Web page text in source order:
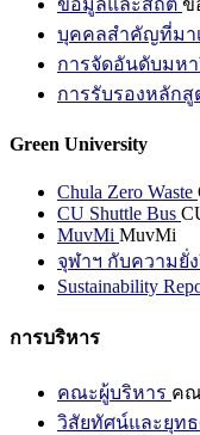
ข้อมูลและสถิติ ข้
บุคคลสำคัญที่มา
การจัดอันดับมห
การรับรองหลักสู
Green University
Chula Zero Waste
CU Shuttle Bus
MuvMi MuvMi
จุฬาฯ กับความยั่
Sustainability
การบริหาร
คณะผู้บริหาร คณ
วิสัยทัศน์และยุท